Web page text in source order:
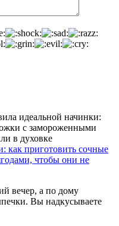
как приготовить сочные
чтобы они не
вечер, а по дому
Вы надкусываете